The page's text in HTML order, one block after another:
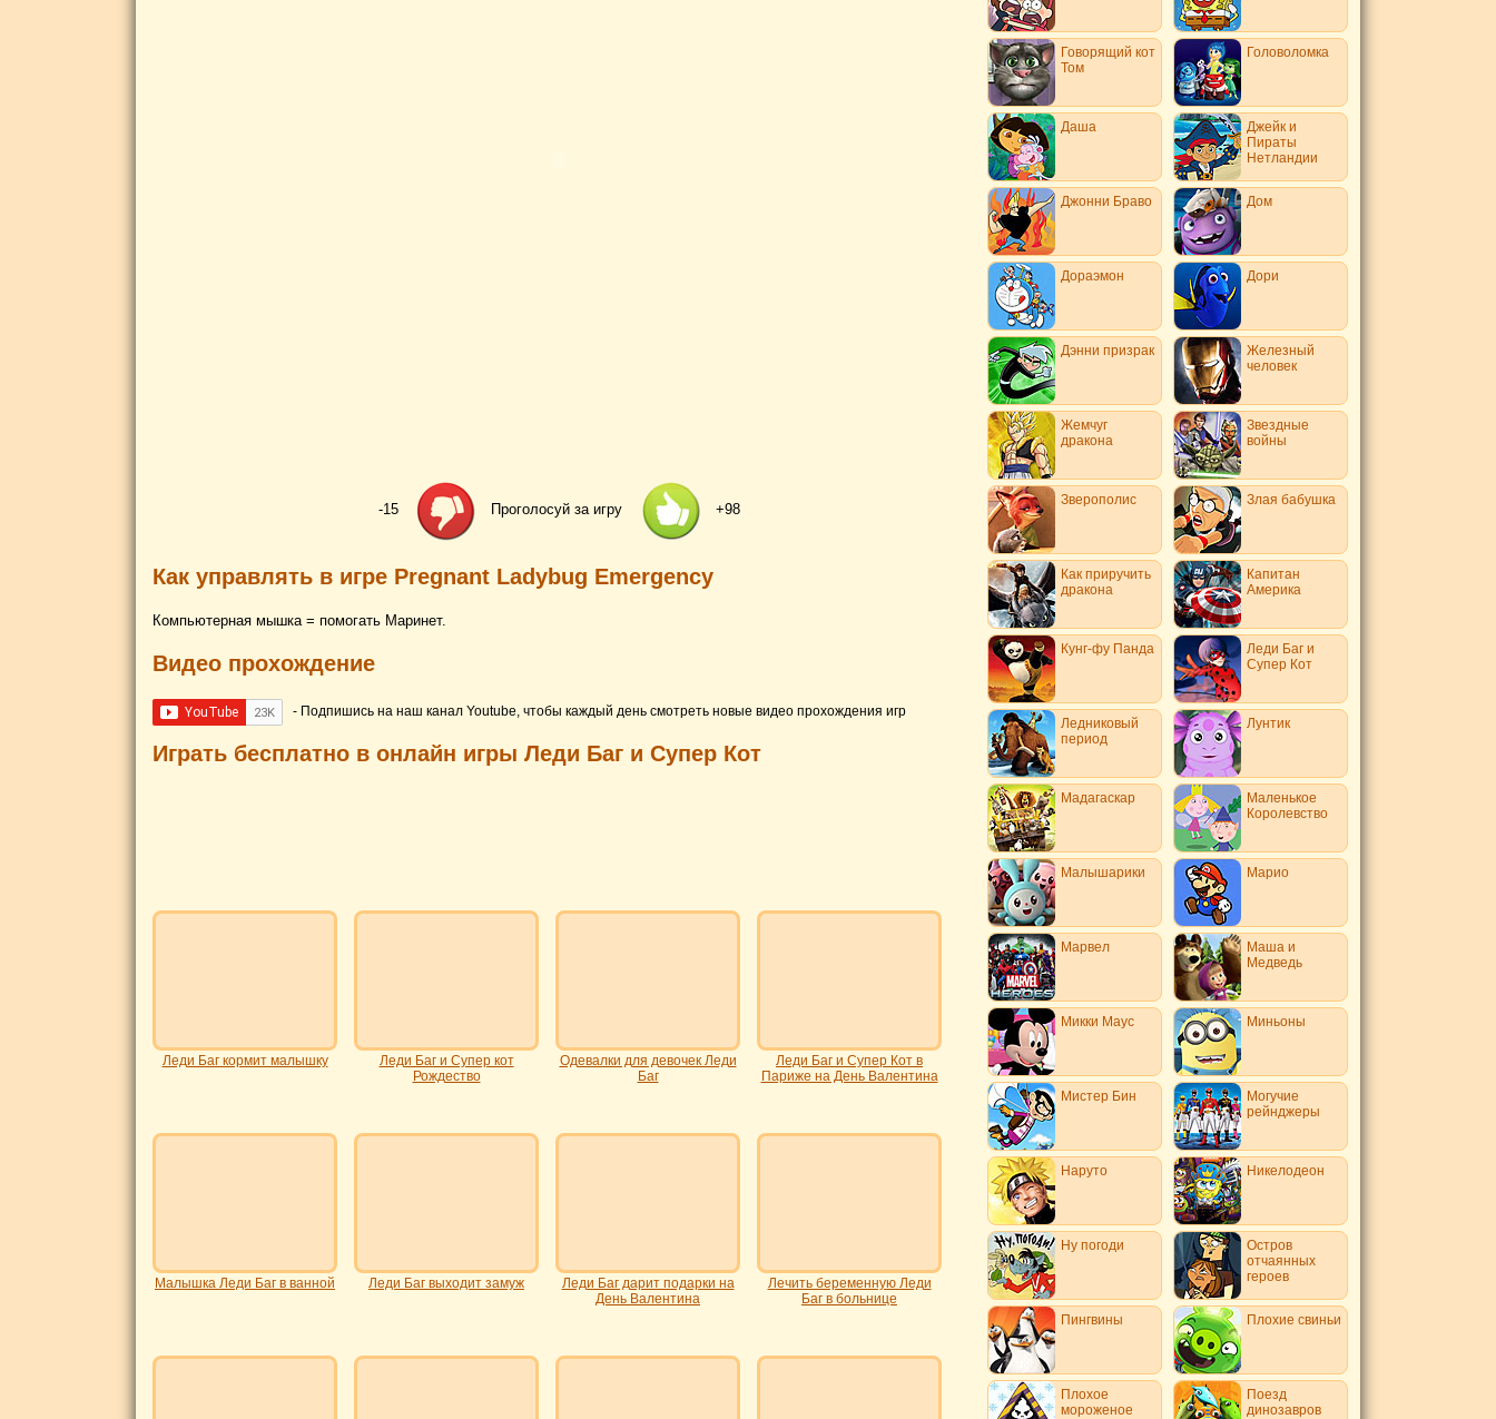
-15 Проголосуй за игру +98
Как управлять в игре Pregnant Ladybug Emergency
Компьютерная мышка = помогать Маринет.
Видео прохождение
- Подпишись на наш канал Youtube, чтобы каждый день смотреть новые видео прохождения игр
Играть бесплатно в онлайн игры Леди Баг и Супер Кот
Леди Баг кормит малышку
Леди Баг и Супер кот
Рождество
Одевалки для девочек Леди
Баг
Леди Баг и Супер Кот в
Париже на День Валентина
Малышка Леди Баг в ванной Леди Баг выходит замуж
Леди Баг дарит подарки на
День Валентина
Лечить беременную Леди
Баг в больнице
Говорящий кот
Том
Головоломка
Даша
Джейк и
Пираты
Нетландии
Джонни Браво Дом
Дораэмон Дори
Дэнни призрак
Железный
человек
Жемчуг
дракона
Звездные
войны
Зверополис Злая бабушка
Как приручить
дракона
Капитан
Америка
Кунг-фу Панда
Леди Баг и
Супер Кот
Ледниковый
период
Лунтик
Мадагаскар
Маленькое
Королевство
Малышарики Марио
Марвел
Маша и
Медведь
Микки Маус Миньоны
Мистер Бин
Могучие
рейнджеры
Наруто Никелодеон
Ну погоди
Остров
отчаянных
героев
Пингвины Плохие свиньи
Плохое
мороженое
Поезд
динозавров